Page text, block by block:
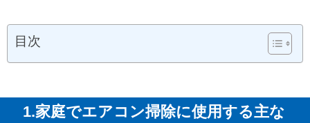
目次
1.家庭でエアコン掃除に使用する主な